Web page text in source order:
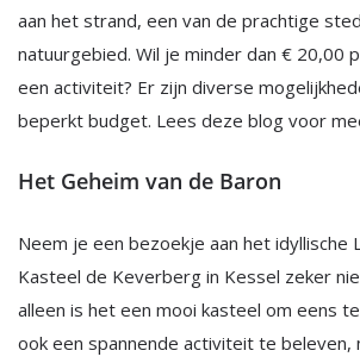
aan het strand, een van de prachtige
natuurgebied. Wil je minder dan € 20,00
een activiteit? Er zijn diverse
beperkt budget. Lees deze blog voor
Het Geheim van de Baron
Neem je een bezoekje aan het idyllische
Kasteel de Keverberg in Kessel zeker
alleen is het een mooi kasteel om eens
ook een spannende activiteit te beleven,